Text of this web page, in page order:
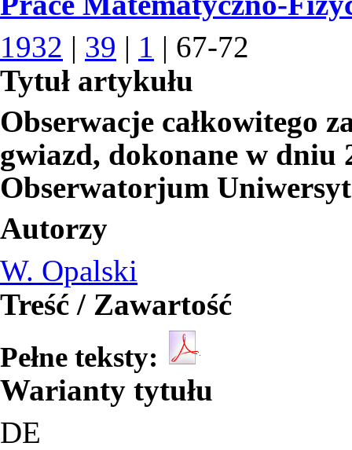
1932 | 39 | 1 | 67-72
Tytuł artykułu
Obserwacje całkowitego
gwiazd, dokonane w dniu
Obserwatorjum
Autorzy
W. Opalski
Treść / Zawartość
Pełne teksty:
Warianty tytułu
DE